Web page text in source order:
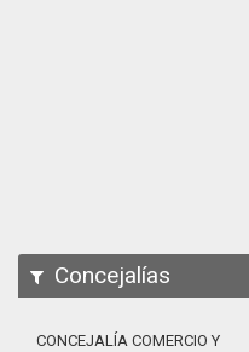
Concejalías
CONCEJALÍA COMERCIO Y